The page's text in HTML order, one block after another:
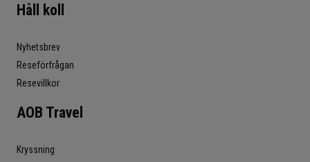
Håll koll
Nyhetsbrev
Reseförfrågan
Resevillkor
AOB Travel
Kryssning